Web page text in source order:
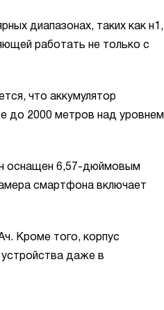
диапазонах, таких как н1,
работать не только с
что аккумулятор
до 2000 метров над уровнем
оснащен 6,57-дюймовым
смартфона включает
Кроме того, корпус
даже в